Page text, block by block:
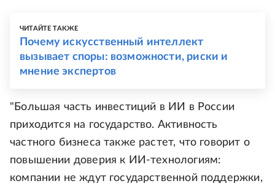
ЧИТАЙТЕ ТАКЖЕ
Почему искусственный интеллект
вызывает споры: возможности, риски и
мнение экспертов
"Большая часть инвестиций в ИИ в России
приходится на государство. Активность
частного бизнеса также растет, что говорит о
повышении доверия к ИИ-технологиям:
компании не ждут государственной поддержки,